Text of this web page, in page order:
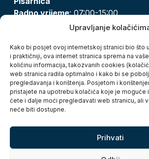
Upravljanje
Kako bi posjet ovoj internetskoj stranici bio što
i praktičniji, ova internet stranica sprema na
količinu informacija, takozvanih cookies
web stranica radila optimalno i kako bi se
pregledavanja i korištenja. Posjetom i
pristajete na upotrebu kolačića koje je moguće
ćete i dalje moći pregledavati web stranicu, ali
neće biti dostupne.
Prihvati
Radno vrijeme: 07:00-15:00
pisarnica@karlovac.hr
Zaštita osobnih podataka
Pristup informacijama
Kolačići
Izjava o pristupačnosti
Turistička zajednica grada